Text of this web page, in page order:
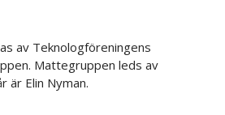
av Teknologföreningens
Mattegruppen leds av
är Elin Nyman.